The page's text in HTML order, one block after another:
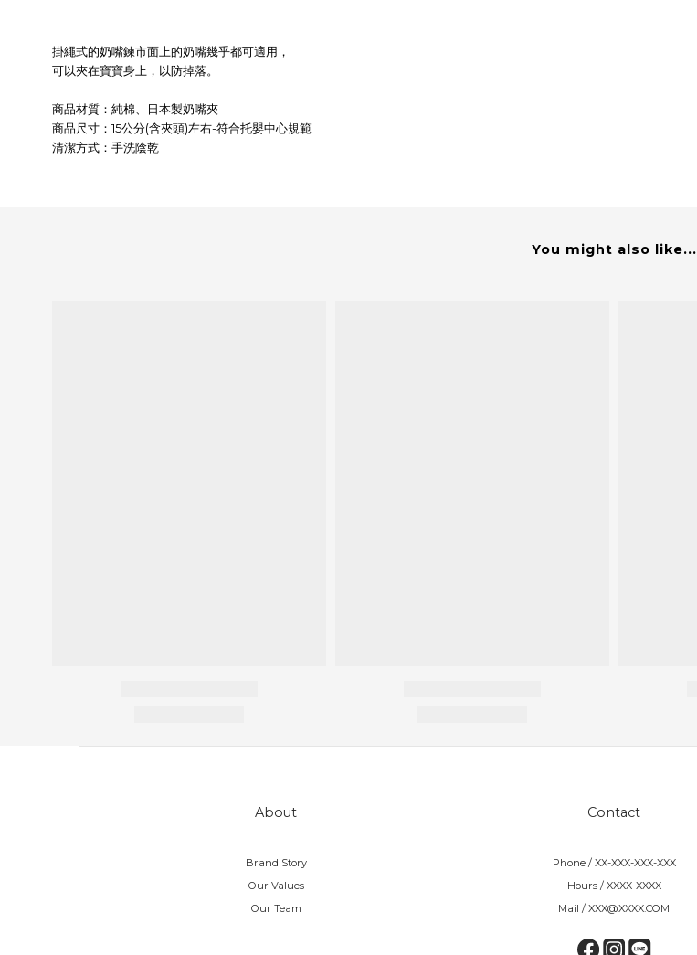
掛繩式的奶嘴鍊市面上的奶嘴幾乎都可適用，
可以夾在寶寶身上，以防掉落。
商品材質：純棉、 日本製奶嘴夾
商品尺寸：15公分(含夾頭)左右-符合托嬰中心規範
清潔方式：手洗陰乾
You might also like...
About
Brand Story
Our Values
Our Team
Contact
Phone / XX-XXX-XXX-XXX
Hours / XXXX-XXXX
Mail / XXX@XXXX.COM